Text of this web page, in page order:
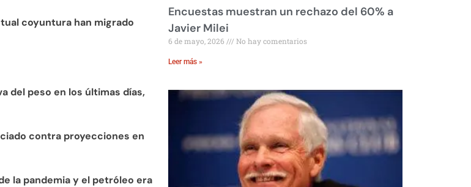
coyuntura han migrado
del peso en los últimas días,
contra proyecciones en
la pandemia y el petróleo era
Encuestas muestran un rechazo del 60% a
Javier Milei
6 de mayo, 2026 No hay comentarios
Leer más »